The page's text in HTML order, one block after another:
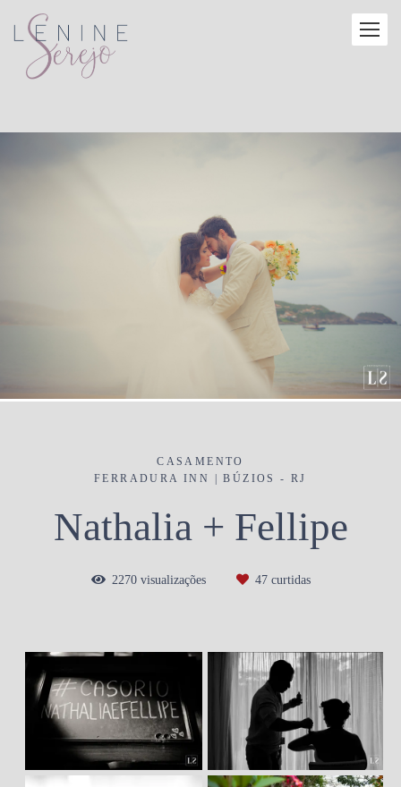
CASAMENTO
FERRADURA INN | BÚZIOS - RJ
Nathalia + Fellipe
2270visualizações 47curtidas